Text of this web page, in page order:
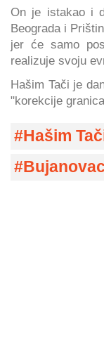
On je istakao i
Beograda i
jer će samo
realizuje svoju
Hašim Tači je
"korekcije
Hašim
Bujanovac